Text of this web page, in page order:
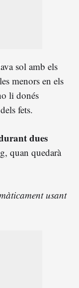
sol amb els
menors en els
li donés
fets.
dues
quan quedarà
usant